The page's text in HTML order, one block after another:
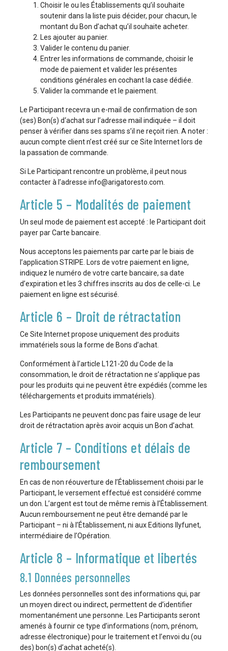
Choisir le ou les Établissements qu’il souhaite
soutenir dans la liste puis décider, pour chacun, le
montant du Bon d’achat qu’il souhaite acheter.
Les ajouter au panier.
Valider le contenu du panier.
Entrer les informations de commande, choisir le
mode de paiement et valider les présentes
conditions générales en cochant la case dédiée.
Valider la commande et le paiement.
Le Participant recevra un e-mail de confirmation de son
(ses) Bon(s) d‘achat sur l’adresse mail indiquée – il doit
penser à vérifier dans ses spams s’il ne reçoit rien. A noter :
aucun compte client n’est créé sur ce Site Internet lors de
la passation de commande.
Si Le Participant rencontre un problème, il peut nous
contacter à l’adresse info@arigatoresto.com.
Article 5 – Modalités de paiement
Un seul mode de paiement est accepté : le Participant doit
payer par Carte bancaire.
Nous acceptons les paiements par carte par le biais de
l’application STRIPE. Lors de votre paiement en ligne,
indiquez le numéro de votre carte bancaire, sa date
d’expiration et les 3 chiffres inscrits au dos de celle-ci. Le
paiement en ligne est sécurisé.
Article 6 – Droit de rétractation
Ce Site Internet propose uniquement des produits
immatériels sous la forme de Bons d’achat.
Conformément à l’article L121-20 du Code de la
consommation, le droit de rétractation ne s’applique pas
pour les produits qui ne peuvent être expédiés (comme les
téléchargements et produits immatériels).
Les Participants ne peuvent donc pas faire usage de leur
droit de rétractation après avoir acquis un Bon d’achat.
Article 7 – Conditions et délais de
remboursement
En cas de non réouverture de l’Établissement choisi par le
Participant, le versement effectué est considéré comme
un don. L’argent est tout de même remis à l’Établissement.
Aucun remboursement ne peut être demandé par le
Participant – ni à l’Établissement, ni aux Editions Ilyfunet,
intermédiaire de l’Opération.
Article 8 – Informatique et libertés
8.1 Données personnelles
Les données personnelles sont des informations qui, par
un moyen direct ou indirect, permettent de d’identifier
momentanément une personne. Les Participants seront
amenés à fournir ce type d’informations (nom, prénom,
adresse électronique) pour le traitement et l’envoi du (ou
des) bon(s) d’achat acheté(s).